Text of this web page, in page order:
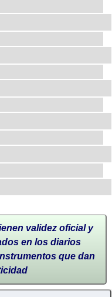
validez oficial y
en los diarios
que dan